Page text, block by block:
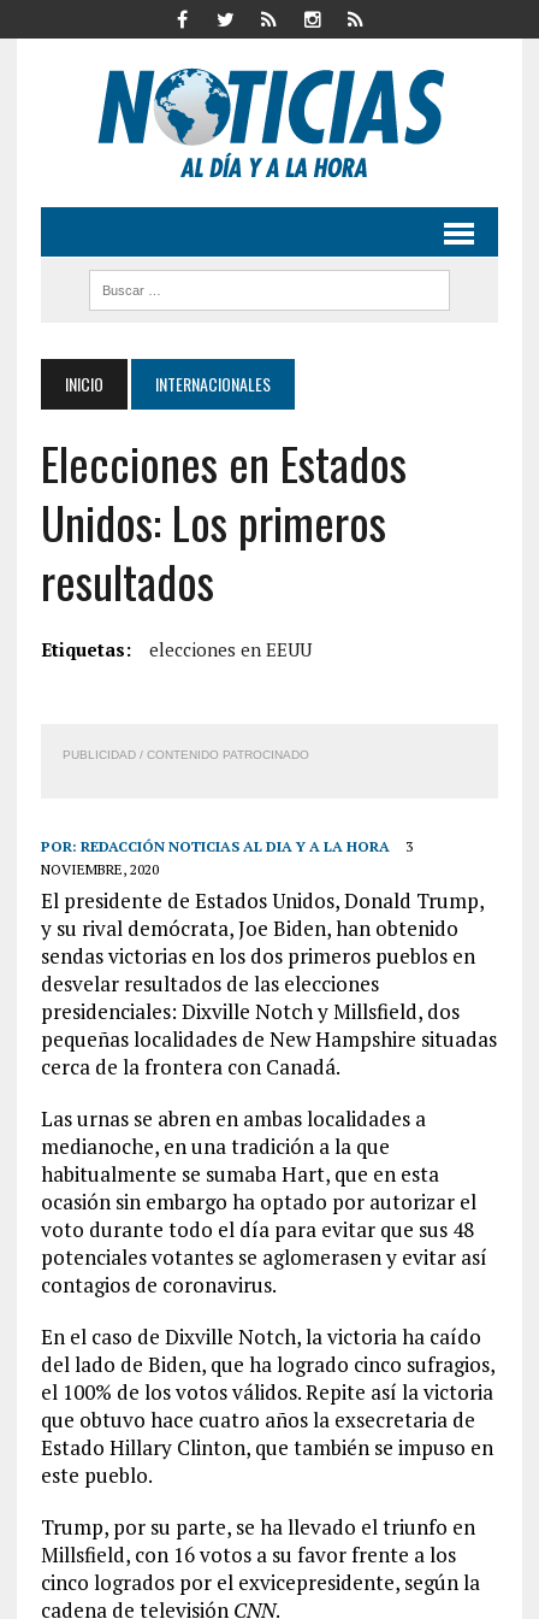
INICIO INTERNACIONALES
Elecciones en Estados
Unidos: Los primeros
resultados
Etiquetas: elecciones en EEUU
PUBLICIDAD / CONTENIDO PATROCINADO
POR: REDACCIÓN NOTICIAS AL DIA Y A LA HORA
3
NOVIEMBRE, 2020
El presidente de Estados Unidos, Donald Trump,
y su rival demócrata, Joe Biden, han obtenido
sendas victorias en los dos primeros pueblos en
desvelar resultados de las elecciones
presidenciales: Dixville Notch y Millsfield, dos
pequeñas localidades de New Hampshire situadas
cerca de la frontera con Canadá.
Las urnas se abren en ambas localidades a
medianoche, en una tradición a la que
habitualmente se sumaba Hart, que en esta
ocasión sin embargo ha optado por autorizar el
voto durante todo el día para evitar que sus 48
potenciales votantes se aglomerasen y evitar así
contagios de coronavirus.
En el caso de Dixville Notch, la victoria ha caído
del lado de Biden, que ha logrado cinco sufragios,
el 100% de los votos válidos. Repite así la victoria
que obtuvo hace cuatro años la exsecretaria de
Estado Hillary Clinton, que también se impuso en
este pueblo.
Trump, por su parte, se ha llevado el triunfo en
Millsfield, con 16 votos a su favor frente a los
cinco logrados por el exvicepresidente, según la
cadena de televisión CNN.